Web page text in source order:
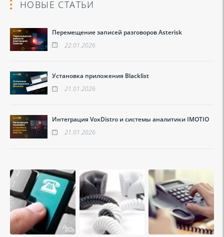
НОВЫЕ СТАТЬИ
Перемещение записей разговоров Asterisk
22.01.2026
Установка приложения Blacklist
21.01.2026
Интеграция VoxDistro и системы аналитики IMOTIO
21.01.2026